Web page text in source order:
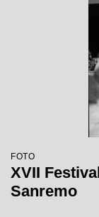
FOTO
XVII
Sanremo